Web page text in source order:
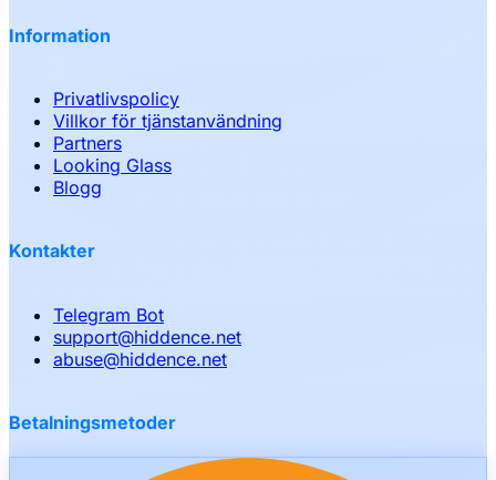
Information
Privatlivspolicy
Villkor för tjänstanvändning
Partners
Looking Glass
Blogg
Kontakter
Telegram Bot
support@hiddence.net
abuse@hiddence.net
Betalningsmetoder